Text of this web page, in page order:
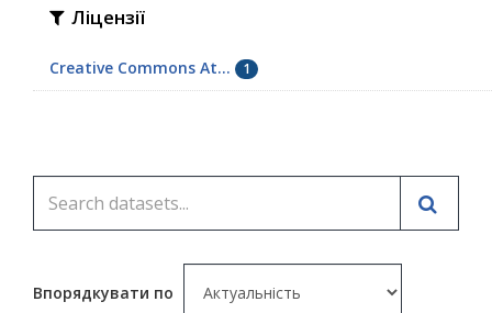
Ліцензії
Creative Commons At... 1
Впорядкувати по